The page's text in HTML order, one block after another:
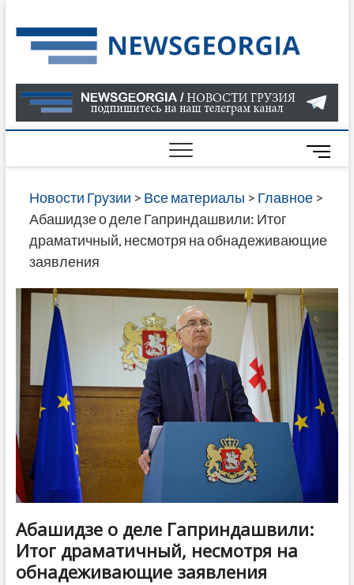
to
content
О
В
ГРУЗИИ
САЙТЕ
M
e
n
B
t
o
n
Новости Грузии > Все материалы > Главное>
Абашидзе о деле Гаприндашвили: Итог
драматичный, несмотря на обнадеживающие
заявления
Абашидзе о деле Гаприндашвили:
Итог драматичный, несмотря на
обнадеживающие заявления